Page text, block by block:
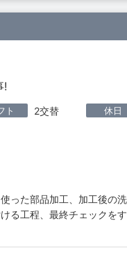
!
ト 2交替 休日
った部品加工、加工後の
工程、最終チェックをす